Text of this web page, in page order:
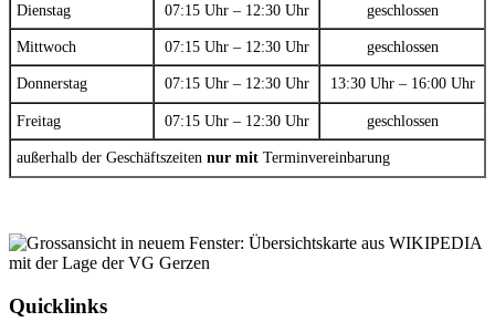
Dienstag 07:15 Uhr – 12:30 Uhr geschlossen
Mittwoch 07:15 Uhr – 12:30 Uhr geschlossen
Donnerstag 07:15 Uhr – 12:30 Uhr 13:30 Uhr – 16:00 Uhr
Freitag 07:15 Uhr – 12:30 Uhr geschlossen
außerhalb der Geschäftszeiten nur mit Terminvereinbarung
Quicklinks